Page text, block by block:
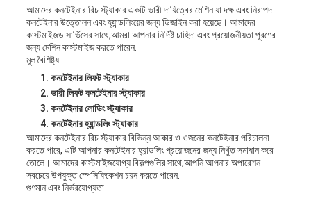
আমাদের কনটেইনার রিচ স্ট্যাকার একটি ভারী দায়িত্বের মেশিন যা দক্ষ এবং নিরাপদ
কনটেইনার উত্তোলন এবং হ্যান্ডলিংয়ের জন্য ডিজাইন করা হয়েছে। আমাদের
কাস্টমাইজড সার্ভিসের সাথে,আমরা আপনার নির্দিষ্ট চাহিদা এবং প্রয়োজনীয়তা পূরণের
জন্য মেশিন কাস্টমাইজ করতে পারেন.
মূল বৈশিষ্ট্য
কনটেইনার লিফট স্ট্যাকার
ভারী লিফট কনটেইনার স্ট্যাকার
কনটেইনার লোডিং স্ট্যাকার
কনটেইনার হ্যান্ডলিং স্ট্যাকার
আমাদের কনটেইনার রিচ স্ট্যাকার বিভিন্ন আকার ও ওজনের কনটেইনার পরিচালনা
করতে পারে, এটি আপনার কনটেইনার হ্যান্ডলিং প্রয়োজনের জন্য নিখুঁত সমাধান করে
তোলে। আমাদের কাস্টমাইজযোগ্য বিকল্পগুলির সাথে,আপনি আপনার অপারেশন
সবচেয়ে উপযুক্ত স্পেসিফিকেশন চয়ন করতে পারেন.
গুণমান এবং নির্ভরযোগ্যতা